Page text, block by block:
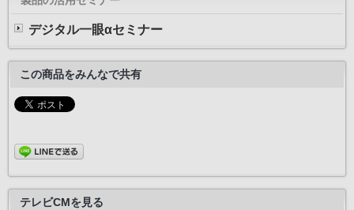
デジタル一眼αセミナー
この商品をみんなで共有
テレビCMを見る